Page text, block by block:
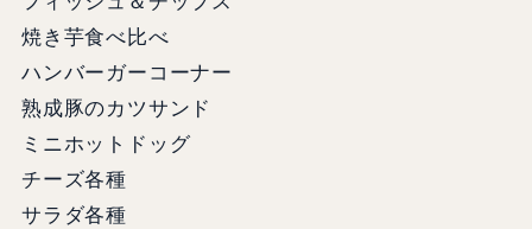
焼き芋食べ比べ
ハンバーガーコーナー
熟成豚のカツサンド
ミニホットドッグ
チーズ各種
サラダ各種